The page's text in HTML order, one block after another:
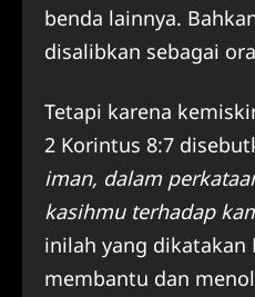
benda lainnya.
disalibkan sebagai
Tetapi karena
2 Korintus 8:7
iman, dalam
kasihmu terhadap
inilah yang dikatakan
membantu dan